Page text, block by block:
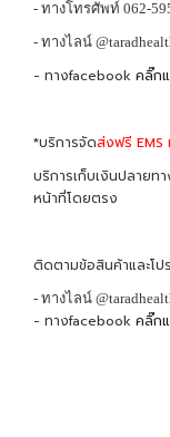
- ทางโทรศัพท์ 062-
- ทางไลน์
- ทางfacebook คลิ๊ก
*บริการจัดส่งฟรี EMS
บริการเก็บเงินปลายท
หน้าที่โดยตรง
ติดตามข้อสินค้าและโป
- ทางไลน์
- ทางfacebook คลิ๊ก